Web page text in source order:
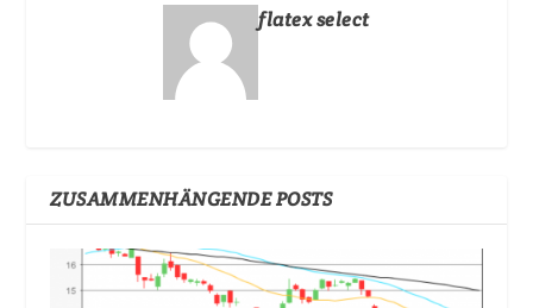
flatex select
ZUSAMMENHÄNGENDE POSTS